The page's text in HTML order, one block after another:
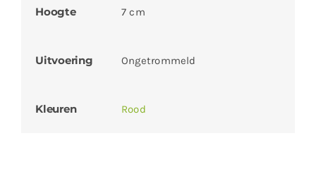
Hoogte 7 cm
Uitvoering Ongetrommeld
Kleuren Rood